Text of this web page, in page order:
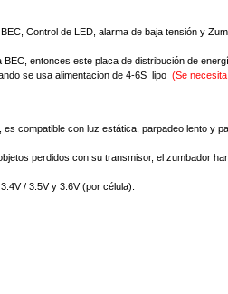
BEC , Control de LED alarma de baja tensión y
BEC , entonces este placa de distribución de
se usa alimentacion de 4-6S lipo (Se
, es compatible con luz estática parpadeo lento y
perdidos con su transmisor, el zumbador
3.4V / 3.5V y 3.6V (por célula).